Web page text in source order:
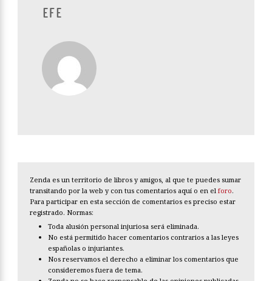
EFE
Zenda es un territorio de libros y amigos, al que te puedes sumar
transitando por la web y con tus comentarios aquí o en el foro.
Para participar en esta sección de comentarios es preciso estar
registrado. Normas:
Toda alusión personal injuriosa será eliminada.
No está permitido hacer comentarios contrarios a las leyes
españolas o injuriantes.
Nos reservamos el derecho a eliminar los comentarios que
consideremos fuera de tema.